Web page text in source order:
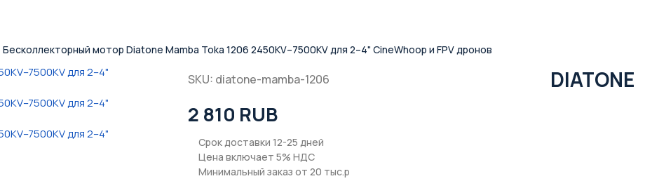
Бесколлекторный мотор Diatone Mamba Toka 1206 2450KV–7500KV для 2–4" CineWhoop и FPV дронов
SKU: diatone-mamba-1206 DIATONE
2 810 RUB
Срок доставки 12-25 дней
Цена включает 5% НДС
Минимальный заказ от 20 тыс.р